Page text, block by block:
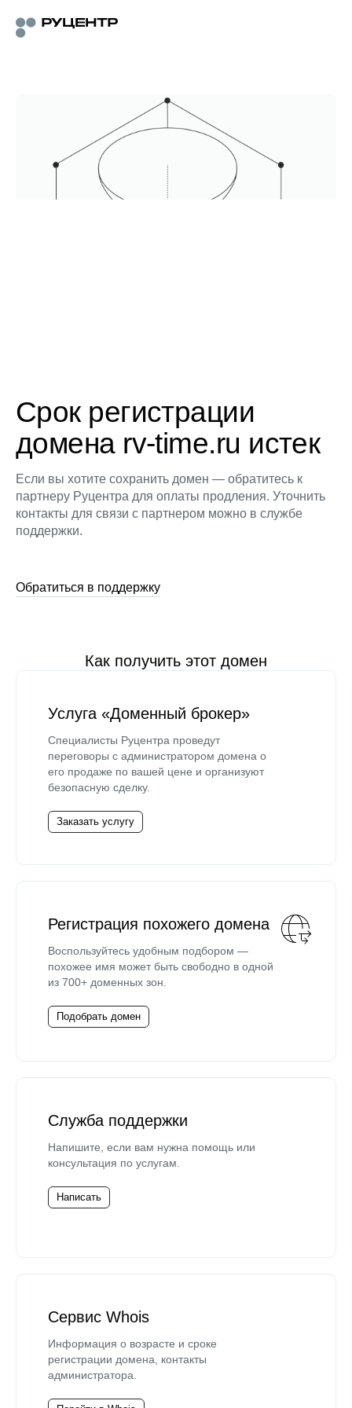
Срок регистрации
домена rv-time.ru истек
Если вы хотите сохранить домен — обратитесь к
партнеру Руцентра для оплаты продления. Уточнить
контакты для связи с партнером можно в службе
поддержки.
Обратиться в поддержку
Как получить этот домен
Услуга «Доменный брокер»
Специалисты Руцентра проведут
переговоры с администратором домена о
его продаже по вашей цене и организуют
безопасную сделку.
Заказать услугу
Регистрация похожего домена
Воспользуйтесь удобным подбором —
похожее имя может быть свободно в одной
из 700+ доменных зон.
Подобрать домен
Служба поддержки
Напишите, если вам нужна помощь или
консультация по услугам.
Написать
Сервис Whois
Информация о возрасте и сроке
регистрации домена, контакты
администратора.